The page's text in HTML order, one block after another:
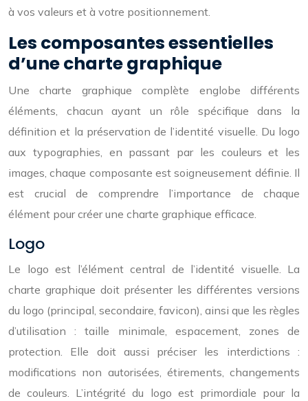
à vos valeurs et à votre positionnement.
Les composantes essentielles
d’une charte graphique
Une charte graphique complète englobe différents
éléments, chacun ayant un rôle spécifique dans la
définition et la préservation de l’identité visuelle. Du logo
aux typographies, en passant par les couleurs et les
images, chaque composante est soigneusement définie. Il
est crucial de comprendre l’importance de chaque
élément pour créer une charte graphique efficace.
Logo
Le logo est l’élément central de l’identité visuelle. La
charte graphique doit présenter les différentes versions
du logo (principal, secondaire, favicon), ainsi que les règles
d’utilisation : taille minimale, espacement, zones de
protection. Elle doit aussi préciser les interdictions :
modifications non autorisées, étirements, changements
de couleurs. L’intégrité du logo est primordiale pour la